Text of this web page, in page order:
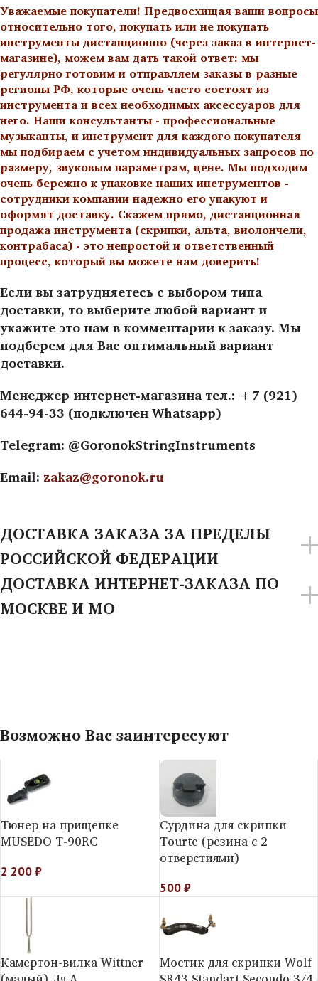
Уважаемые покупатели! Предвосхищая ваши вопросы
относительно того, покупать или не покупать
инструменты дистанционно (через заказ в интернет-
магазине), можем вам дать такой ответ: мы
регулярно готовим и отправляем заказы в разные
регионы РФ, которые очень часто состоят из
инструмента и всех необходимых аксессуаров для
него. Наши консультанты - профессиональные
музыканты, и инструмент для каждого покупателя
мы подбираем с учетом индивидуальных запросов по
размеру, звуковым параметрам, цене. Мы подходим
очень бережно к упаковке наших инструментов -
сотрудники компании надежно его упакуют и
оформят доставку. Скажем прямо, дистанционная
продажа инструмента (скрипки, альта, виолончели,
контрабаса) - это непростой и ответственный
процесс, который вы можете нам доверить!
Если вы затрудняетесь с выбором типа
доставки, то выберите любой вариант и
укажите это нам в комментарии к заказу. Мы
подберем для Вас оптимальный вариант
доставки.
Менеджер интернет-магазина тел.: +7 (921)
644-94-33 (подключен Whatsapp)
Telegram: @GoronokStringInstruments
Email: zakaz@goronok.ru
ДОСТАВКА ЗАКАЗА ЗА ПРЕДЕЛЫ
РОССИЙСКОЙ ФЕДЕРАЦИИ
ДОСТАВКА ИНТЕРНЕТ-ЗАКАЗА ПО
МОСКВЕ И МО
Возможно Вас заинтересуют
Тюнер на прищепке
MUSEDO T-90RC
2 200₽
Сурдина для скрипки
Tourte (резина с 2
отверстиями)
500₽
Камертон-вилка Wittner
Мостик для скрипки Wolf